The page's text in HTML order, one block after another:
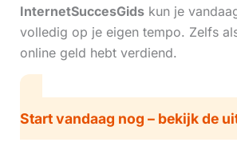
InternetSuccesGidskun je
volledig op je eigen tempo. Zelfs
online geld hebt verdiend.
Start vandaag nog – bekijk de